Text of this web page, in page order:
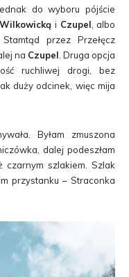
do wyboru pójście
i Czupel , albo
przez Przełęcz
na Czupel . Druga opcja
ruchliwej drogi, bez
duży odcinek, więc mija
Byłam zmuszona
dalej podeszłam
szlakiem. Szlak
przystanku – Straconka